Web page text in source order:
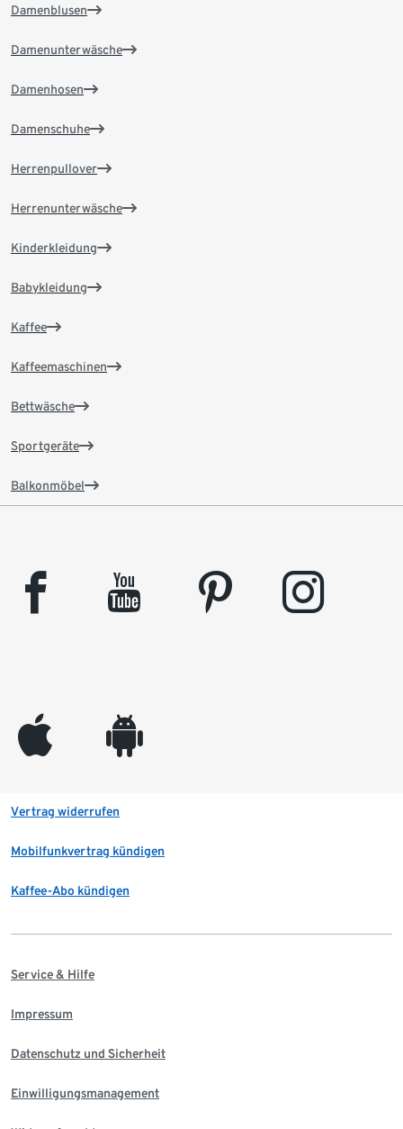
Damenblusen
Damenunterwäsche
Damenhosen
Damenschuhe
Herrenpullover
Herrenunterwäsche
Kinderkleidung
Babykleidung
Kaffee
Kaffeemaschinen
Bettwäsche
Sportgeräte
Balkonmöbel
facebook youtube pinterest instagram
appleinc android
Vertrag widerrufen
Mobilfunkvertrag kündigen
Kaffee-Abo kündigen
Service & Hilfe
Impressum
Datenschutz und Sicherheit
Einwilligungsmanagement